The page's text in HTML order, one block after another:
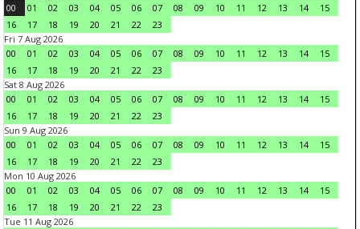
00
01 02 03 04 05 06 07 08 09 10 11 12 13 14
15
16
17 18 19 20 21 22
23
Fri 7 Aug 2026
00
01 02 03 04 05 06 07 08 09 10 11 12 13 14
15
16
17 18 19 20 21 22
23
Sat 8 Aug 2026
00
01 02 03 04 05 06 07 08 09 10 11 12 13 14
15
16
17 18 19 20 21 22
23
Sun 9 Aug 2026
00
01 02 03 04 05 06 07 08 09 10 11 12 13 14
15
16
17 18 19 20 21 22
23
Mon 10 Aug 2026
00
01 02 03 04 05 06 07 08 09 10 11 12 13 14
15
16
17 18 19 20 21 22
23
Tue 11 Aug 2026